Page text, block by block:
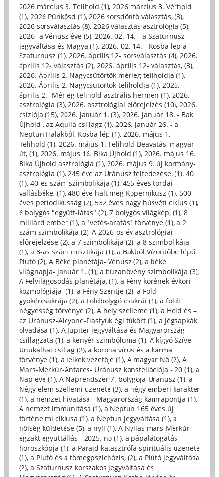
2026 március 3. Telihold (1), 2026 március 3. Vérhold
(1), 2026 Pünkösd (1), 2026 sorsdöntő választás, (3),
2026 sorsválasztás (8), 2026 választás asztrológia (5),
2026- a Vénusz éve (5), 2026. 02. 14. - a Szaturnusz
jegyváltása és Magya (1), 2026. 02. 14. - Kosba lép a
Szaturnusz (1), 2026. április 12- sorsválasztás (4), 2026.
április 12- választás (2), 2026. április 12- választás, (3),
2026. Április 2. Nagycsütörtök mérleg teliholdja (1),
2026. Április 2. Nagycsütörtök teliholdja (1), 2026.
április 2.- Mérleg telihold asztrális hermen (1), 2026.
asztrológia (3), 2026. asztrológiai előrejelzés (10), 2026.
csíziója (15), 2026. január 1. (3), 2026. január 18. - Bak
Újhold , az Aquila csillagz (1), 2026. január 26. - a
Neptun Halakból, Kosba lép (1), 2026. május 1. -
Telihold (1), 2026. május 1. Telihold-Beavatás, magyar
út, (1), 2026. május 16. Bika Újhold (1), 2026. május 16.
Bika Újhold asztrológia (1), 2026. május 9. új kormány-
asztrológia (1), 245 éve az Uránusz felfedezése, (1), 40
(1), 40-es szám szimbolikája (1), 455 éves tordai
vallásbéke, (1), 480 éve halt meg Kopernikusz (1), 500
éves periodikusság (2), 532 éves nagy húsvéti ciklus (1),
6 bolygós "együtt-látás" (2), 7 bolygós világkép, (1), 8
milliárd ember (1), a "vetés-aratás" törvénye (1), a 2
szám szimbolikája (2), A 2026-os év asztrológiai
előrejelzése (2), a 7 szimbolikája (2), a 8 szimbolikája
(1), a 8-as szám misztikája (1), a Bakból Vízöntőbe lépő
Plútó (2), A Béke planétája- Vénusz (2), a béke
világnapja- január 1. (1), a búzanövény szimbolikája (3),
A Felvilágosodás planétája, (1), a Fény körének évköri
kozmológiája (1), a Fény Szentje (2), a Föld
gyökércsakrája (2), a Földbolygó csakrái (1), a földi
négyesség törvénye (2), A hely szelleme (1), a Hold és –
az Uránusz-Alcyone-Fiastyúk égi tükört (1), a Jégsapkák
olvadása (1), A Jupiter jegyváltása és Magyarország
csillagzata (1), a kenyér szimbóluma (1), A kígyó Szíve-
Unukalhai csillag (2), a korona vírus és a karma
törvénye (1), a lelkek vezetője (1), A magyar Nő (2), A
Mars-Merkúr-Antares- Uránusz konstellációja - 20 (1), a
Nap éve (1), A Naprendszer 7. bolygója-Uránusz (1), a
Négy elem szellemi üzenete (3), a négy emberi karakter
(1), a nemzet hivatása - Magyarország kamrapontja (1),
A nemzet immunitása (1), a Neptun 165 éves új
történelmi ciklusa (1), a Neptun jegyváltása (1), a
nőiség küldetése (5), a nyíl (1), A Nyilas mars-Merkúr
egzakt együttállás - 2025. no (1), a pápalátogatás
horoszkópja (1), a Parajd katasztrófa spirituális üzenete
(1), a Plútó és a tömegpszichózis, (2), a Plútó jegyváltása
(2), a Szaturnusz korszakos jegyváltása és